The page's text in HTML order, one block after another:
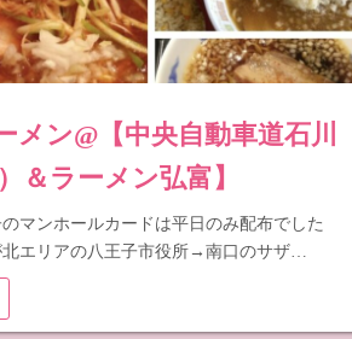
メン@【中央自動車道石川
＆ラーメン弘富】
マンホールカードは平日のみ配布でした
北エリアの八王子市役所→南口のサザ…